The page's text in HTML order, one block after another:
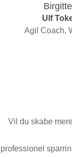
Birgitte
Ulf
Agil Coach,
Vil du skabe